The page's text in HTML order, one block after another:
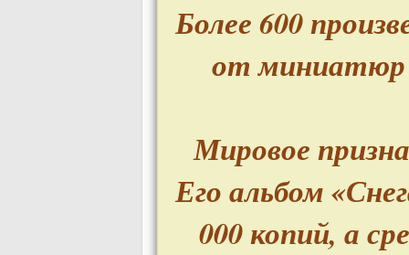
Более 600
от миниатюр
Мировое
Его альбом
000 копий, а